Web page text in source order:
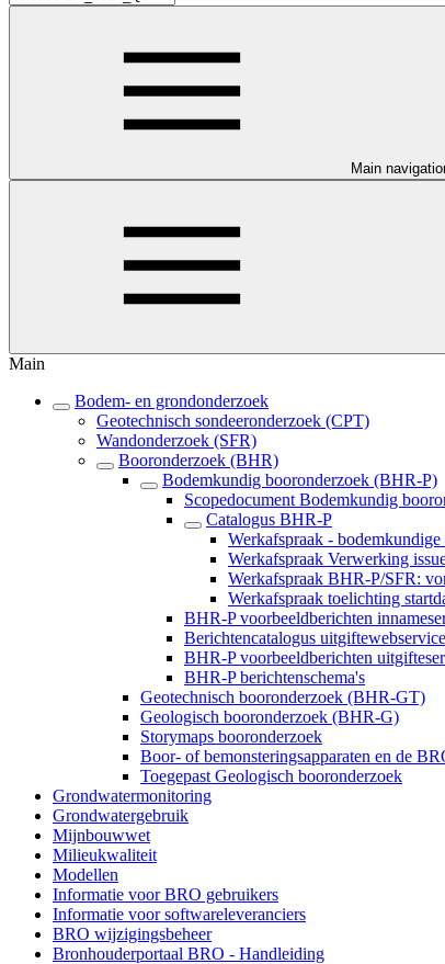
Main
Main
Bodem- en grondonderzoek
Geotechnisch sondeeronderzoek (CPT)
Wandonderzoek (SFR)
Booronderzoek (BHR)
Bodemkundig booronderzoek (BHR-P)
Scopedocument Bodemkundig
Catalogus BHR-P
Werkafspraak - bodemkundige
Werkafspraak Verwerking
Werkafspraak BHR-P/SFR:
Werkafspraak toelichting
BHR-P voorbeeldberichten
Berichtencatalogus
BHR-P voorbeeldberichten
BHR-P berichtenschema's
Geotechnisch booronderzoek (BHR-GT)
Geologisch booronderzoek (BHR-G)
Storymaps booronderzoek
Boor- of bemonsteringsapparaten en de
Toegepast Geologisch booronderzoek
Grondwatermonitoring
Grondwatergebruik
Mijnbouwwet
Milieukwaliteit
Modellen
Informatie voor BRO gebruikers
Informatie voor softwareleveranciers
BRO wijzigingsbeheer
Bronhouderportaal BRO - Handleiding